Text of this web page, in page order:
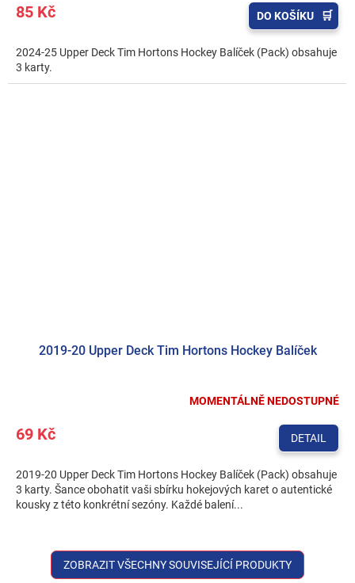
85 Kč DO KOŠÍKU
2024-25 Upper Deck Tim Hortons Hockey Balíček (Pack) obsahuje
3 karty.
2019-20 Upper Deck Tim Hortons Hockey Balíček
MOMENTÁLNĚ NEDOSTUPNÉ
69 Kč DETAIL
2019-20 Upper Deck Tim Hortons Hockey Balíček (Pack) obsahuje
3 karty. Šance obohatit vaši sbírku hokejových karet o autentické
kousky z této konkrétní sezóny. Každé balení...
ZOBRAZIT VŠECHNY SOUVISEJÍCÍ PRODUKTY